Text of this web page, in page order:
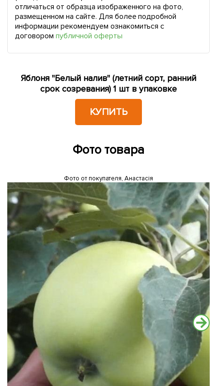
отличаться от образца изображенного на фото,
размещенном на сайте. Для более подробной
информации рекомендуем ознакомиться с
договором публичной оферты
Яблоня "Белый налив" (летний сорт, ранний
срок созревания) 1 шт в упаковке
КУПИТЬ
Фото товара
Фото от покупателя, Анастасія